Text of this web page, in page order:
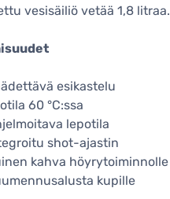
vesisäiliö vetää 1,8 litraa.
esikastelu
60 °C:ssa
lepotila
shot-ajastin
kahva höyrytoiminnolle
kupille